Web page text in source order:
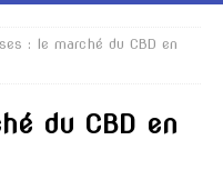
: le marché du CBD en
du CBD en